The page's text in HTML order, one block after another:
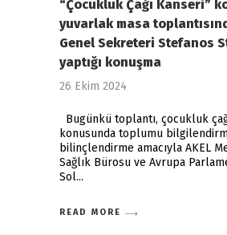
“Çocukluk Çağı Kanseri”
yuvarlak masa
Genel Sekreteri Stefanos
yaptığı konuşma
26 Ekim 2024
Bugünkü toplantı, çocukluk
konusunda toplumu
bilinçlendirme amacıyla AKEL
Sağlık Bürosu ve Avrupa
Sol
READ MORE